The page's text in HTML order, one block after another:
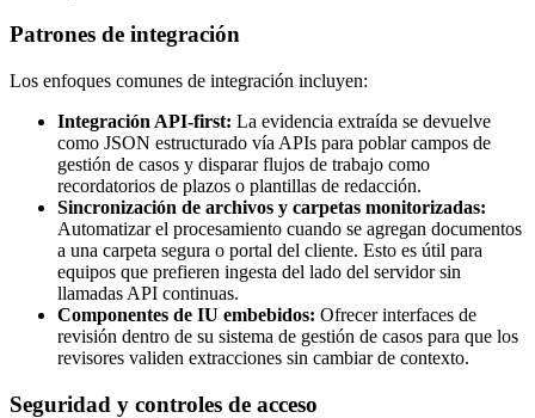
Patrones de integración
Los enfoques comunes de integración incluyen:
Integración API-first: La evidencia extraída se devuelve
como JSON estructurado vía APIs para poblar campos de
gestión de casos y disparar flujos de trabajo como
recordatorios de plazos o plantillas de redacción.
Sincronización de archivos y carpetas monitorizadas:
Automatizar el procesamiento cuando se agregan documentos
a una carpeta segura o portal del cliente. Esto es útil para
equipos que prefieren ingesta del lado del servidor sin
llamadas API continuas.
Componentes de IU embebidos: Ofrecer interfaces de
revisión dentro de su sistema de gestión de casos para que los
revisores validen extracciones sin cambiar de contexto.
Seguridad y controles de acceso